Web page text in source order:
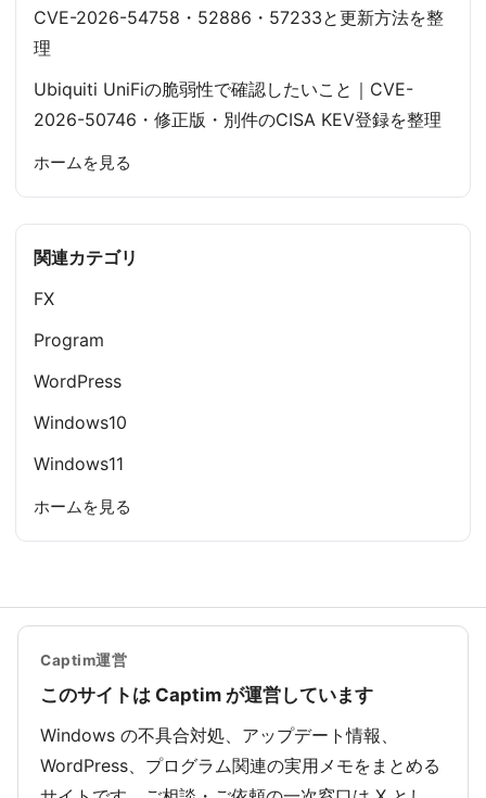
CVE-2026-54758・52886・57233と更新方法を整
理
Ubiquiti UniFiの脆弱性で確認したいこと｜CVE-
2026-50746・修正版・別件のCISA KEV登録を整理
ホームを見る
関連カテゴリ
FX
Program
WordPress
Windows10
Windows11
ホームを見る
Captim運営
このサイトは Captim が運営しています
Windows の不具合対処、アップデート情報、
WordPress、プログラム関連の実用メモをまとめる